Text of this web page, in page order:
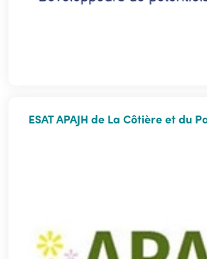
ESAT APAJH de La Côtière et du